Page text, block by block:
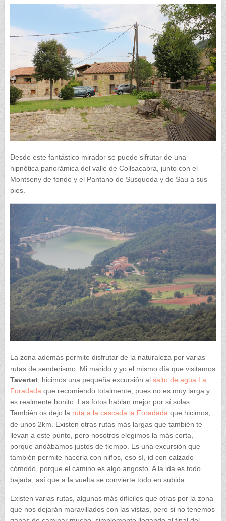
Desde este fantástico mirador se puede sifrutar de una
hipnótica panorámica del valle de Collsacabra, junto con el
Montseny de fondo y el Pantano de Susqueda y de Sau a sus
pies.
La zona además permite disfrutar de la naturaleza por varias
rutas de senderismo. Mi marido y yo el mismo día que visitamos
Tavertet , hicimos una pequeña excursión al salto de agua La
Foradada que recomiendo totalmente, pues no es muy larga y
es realmente bonito. Las fotos hablan mejor por sí solas.
También os dejo la ruta a la cascada la Foradada que hicimos,
de unos 2km. Existen otras rutas más largas que también te
llevan a este punto, pero nosotros elegimos la más corta,
porque andábamos justos de tiempo. Es una excursión que
también permite hacerla con niños, eso sí, id con calzado
cómodo, porque el camino es algo angosto. A la ida es todo
bajada, así que a la vuelta se convierte todo en subida.
Existen varias rutas, algunas más difíciles que otras por la zona
que nos dejarán maravillados con las vistas, pero si no tenemos